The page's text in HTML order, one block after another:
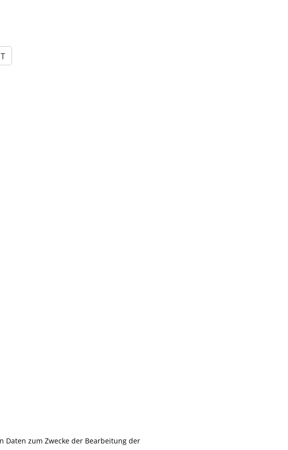
Daten zum Zwecke der Bearbeitung der